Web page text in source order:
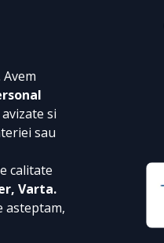
Avem
si
sau
calitate
Varta.
asteptam,